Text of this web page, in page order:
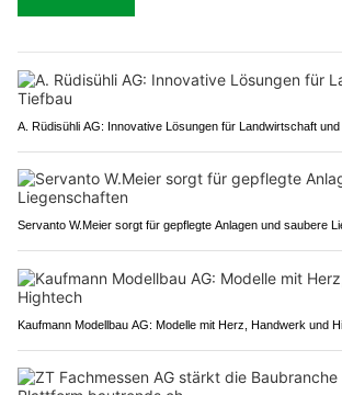
A. Rüdisühli AG: Innovative Lösungen für Landwirtschaft
Servanto W.Meier sorgt für gepflegte Anlagen und saubere
Kaufmann Modellbau AG: Modelle mit Herz, Handwerk und